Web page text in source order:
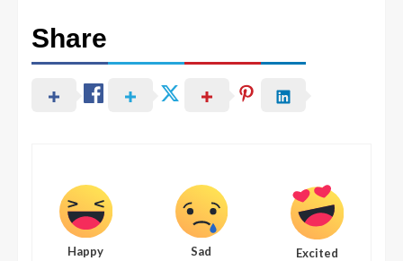
Share
Happy Sad Excited